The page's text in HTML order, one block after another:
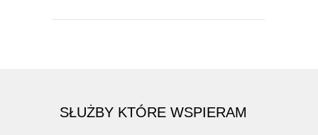
SŁUŻBY KTÓRE WSPIERAM